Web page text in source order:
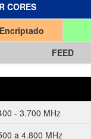
CORES
Encriptado
FEED
- 3.700 MHz
a 4.800 MHz